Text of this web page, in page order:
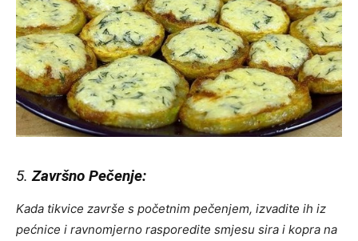
5. Završno Pečenje:
Kada tikvice završe s početnim pečenjem, izvadite ih iz
pećnice i ravnomjerno rasporedite smjesu sira i kopra na